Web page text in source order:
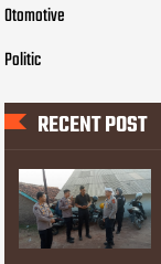
Otomotive
Politic
RECENT POST